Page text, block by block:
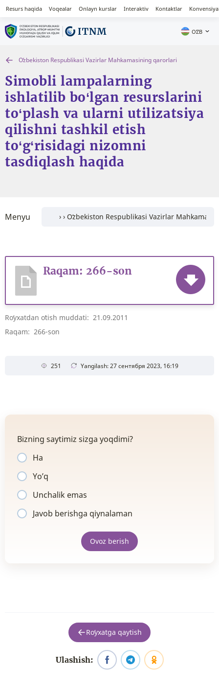
Resurs haqida Voqealar Onlayn kurslar Interaktiv Kontaktlar
OʻZB
Oʻzbekiston Respublikasi Vazirlar Mahkamasining qarorlari
Simobli lampalarning
ishlatilib bo‘lgan resurslarini
to‘plash va ularni utilizatsiya
qilishni tashkil etish
to‘g‘risidagi nizomni
tasdiqlash haqida
Menyu
Raqam: 266-son
Roʻyxatdan oʻtish muddati: 21.09.2011
Raqam: 266-son
251 Yangilash: 27 сентября 2023, 16:19
Bizning saytimiz sizga yoqdimi?
Ha
Yo’q
Unchalik emas
Javob berishga qiynalaman
Ovoz berish
Roʻyxatga qaytish
Ulashish: